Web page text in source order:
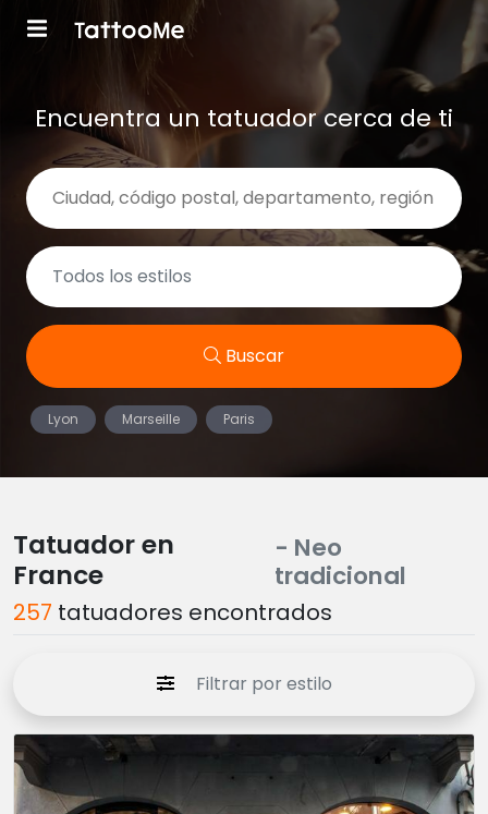
Encuentra un tatuador cerca de ti
Buscar
Lyon Marseille Paris
Tatuador en
France
- Neo
tradicional
257 tatuadores encontrados
Filtrar por estilo